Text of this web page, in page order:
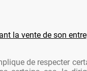
la vente de son
de respecter